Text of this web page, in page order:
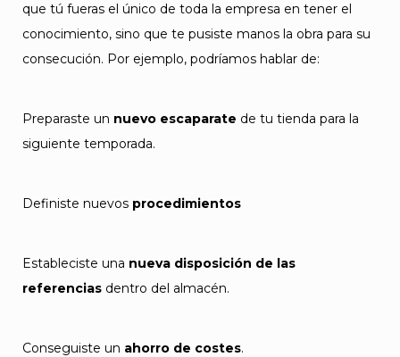
que tú fueras el único de toda la empresa en tener el
conocimiento, sino que te pusiste manos la obra para su
consecución. Por ejemplo, podríamos hablar de:
Preparaste un nuevo escaparate de tu tienda para la
siguiente temporada.
Definiste nuevos procedimientos
Estableciste una nueva disposición de las
referencias dentro del almacén.
Conseguiste un ahorro de costes.